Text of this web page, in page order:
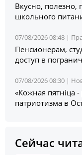
Вкусно,
школьного
07/08/2026 08:48 |
Пенсионерам,
доступ в
07/08/2026 08:30 |
«Кожная пятніца
патриотизма в
Сейчас